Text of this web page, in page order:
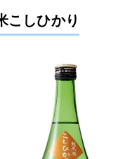
こしひかり